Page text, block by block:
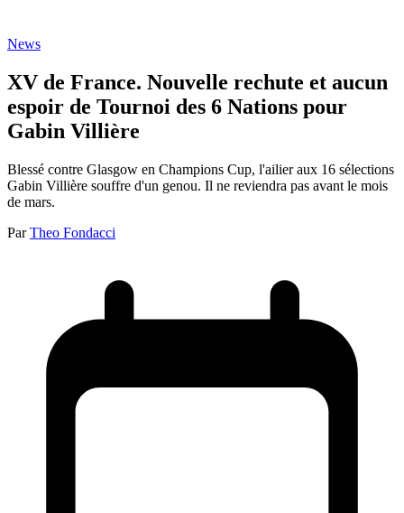
News
XV de France. Nouvelle rechute et aucun
espoir de Tournoi des 6 Nations pour
Gabin Villière
Blessé contre Glasgow en Champions Cup, l'ailier aux 16 sélections
Gabin Villière souffre d'un genou. Il ne reviendra pas avant le mois
de mars.
Par Theo Fondacci